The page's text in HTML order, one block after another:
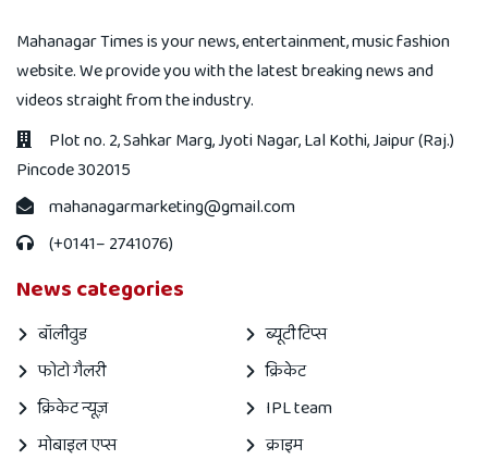
Mahanagar Times is your news, entertainment, music fashion
website. We provide you with the latest breaking news and
videos straight from the industry.
Plot no. 2, Sahkar Marg, Jyoti Nagar, Lal Kothi, Jaipur (Raj.)
Pincode 302015
mahanagarmarketing@gmail.com
(+0141– 2741076)
News categories
बॉलीवुड
ब्यूटी टिप्स
फोटो गैलरी
क्रिकेट
क्रिकेट न्यूज़
IPL team
मोबाइल एप्स
क्राइम